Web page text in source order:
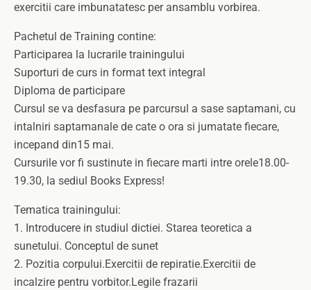
exercitii care imbunatatesc per ansamblu vorbirea.
Pachetul de Training contine:
Participarea la lucrarile trainingului
Suporturi de curs in format text integral
Diploma de participare
Cursul se va desfasura pe parcursul a sase saptamani, cu
intalniri saptamanale de cate o ora si jumatate fiecare,
incepand din15 mai.
Cursurile vor fi sustinute in fiecare marti intre orele18.00-
19.30, la sediul Books Express!
Tematica trainingului:
1. Introducere in studiul dictiei. Starea teoretica a
sunetului. Conceptul de sunet
2. Pozitia corpului.Exercitii de repiratie.Exercitii de
incalzire pentru vorbitor.Legile frazarii